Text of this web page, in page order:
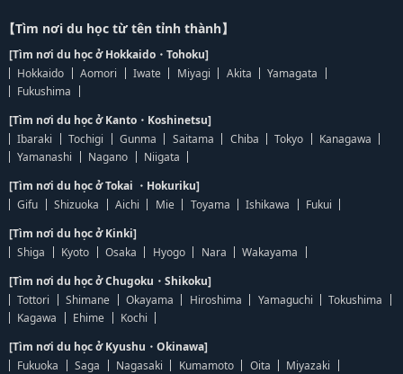
【Tìm nơi du học từ tên tỉnh thành】
[Tìm nơi du học ở Hokkaido・Tohoku]
Hokkaido
Aomori Iwate Miyagi Akita
Yamagata
Fukushima
[Tìm nơi du học ở Kanto・Koshinetsu]
Ibaraki
Tochigi Gunma Saitama Chiba Tokyo
Kanagawa
Yamanashi
Nagano
Niigata
[Tìm nơi du học ở Tokai ・Hokuriku]
Gifu
Shizuoka Aichi Mie Toyama Ishikawa
Fukui
[Tìm nơi du học ở Kinki]
Shiga
Kyoto Osaka Hyogo Nara
Wakayama
[Tìm nơi du học ở Chugoku・Shikoku]
Tottori
Shimane Okayama Hiroshima Yamaguchi
Tokushima
Kagawa
Ehime
Kochi
[Tìm nơi du học ở Kyushu・Okinawa]
Fukuoka
Saga Nagasaki Kumamoto Oita
Miyazaki